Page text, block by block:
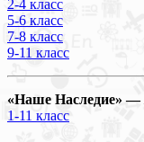
2-4 класс
5-6 класс
7-8 класс
9-11 класс
«Наше Наследие» —
1-11 класс